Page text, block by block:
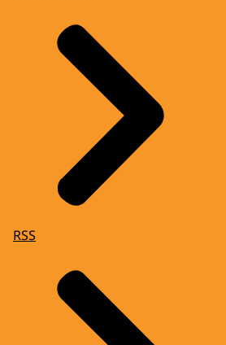
RSS